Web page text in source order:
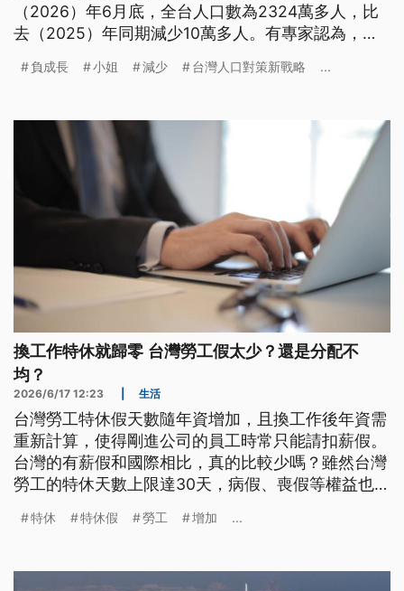
（2026）年6月底，全台人口數為2324萬多人，比
去（2025）年同期減少10萬多人。有專家認為，想
窮」以及「住房壓力」等問題，呼籲社會應共同營造
負成長 小姐 減少 台灣人口對策新戰略 ...
換工作特休就歸零 台灣勞工假太少？還是分配不
均？
2026/6/17 12:23 生活
台灣勞工特休假天數隨年資增加，且換工作後年資需
重新計算，使得剛進公司的員工時常只能請扣薪假。
台灣的有薪假和國際相比，真的比較少嗎？雖然台灣
勞工的特休天數上限達30天，病假、喪假等權益也優
致特休可能「看得到，吃不到」。
特休 特休假 勞工 增加 ...